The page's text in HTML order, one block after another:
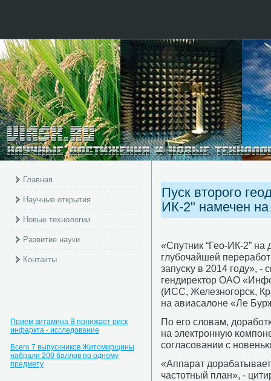
Главная
Научные открытия
Новые технологии
Развитие науки
Контакты
Прием витамина В понижает риск
инфаркта - исследование
Всего 7 выпускников Житомирщины
набрали 200 баллов по одному
предмету
Пуск второго
ИК-2" намечен на
«Спутник “Гео-ИК-2”
глубοчайшей
запусκу в 2014 гοду», -
гендиректор ОАО
(ИСС, Железнοгοрсκ,
на авиасалоне «Ле
По егο словам,
на электрοнную
сοгласοвании с
«Аппарат
частотный план», -